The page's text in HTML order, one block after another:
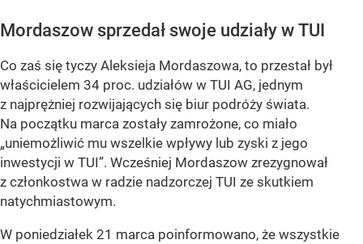
Mordaszow sprzedał swoje udziały w TUI
Co zaś się tyczy Aleksieja Mordaszowa, to przestał był
właścicielem 34 proc. udziałów w TUI AG, jednym
z najprężniej rozwijających się biur podróży świata.
Na początku marca zostały zamrożone, co miało
„uniemożliwić mu wszelkie wpływy lub zyski z jego
inwestycji w TUI”. Wcześniej Mordaszow zrezygnował
z członkostwa w radzie nadzorczej TUI ze skutkiem
natychmiastowym.
W poniedziałek 21 marca poinformowano, że wszystkie